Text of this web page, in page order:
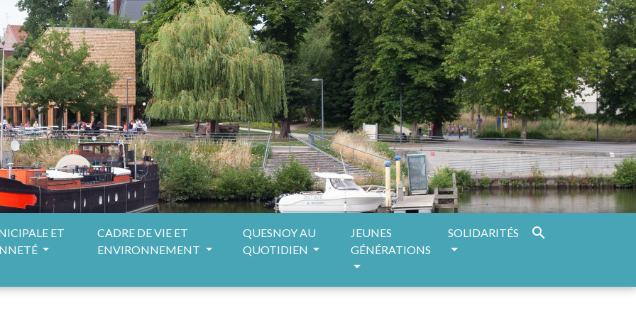
ET
CADRE DE VIE ET
ENVIRONNEMENT
QUESNOY AU
QUOTIDIEN
JEUNES
GÉNÉRATIONS
SOLIDARITÉS search